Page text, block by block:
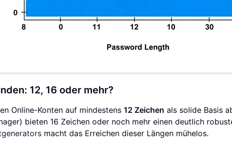
12, 16 oder mehr?
Online-Konten auf mindestens 12 Zeichen als solide Basis
bieten 16 Zeichen oder noch mehr einen deutlich
macht das Erreichen dieser Längen mühelos.